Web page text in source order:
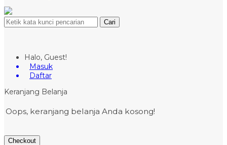
Cari
Halo, Guest!
Masuk
Daftar
Keranjang Belanja
Oops, keranjang belanja Anda kosong!
Checkout